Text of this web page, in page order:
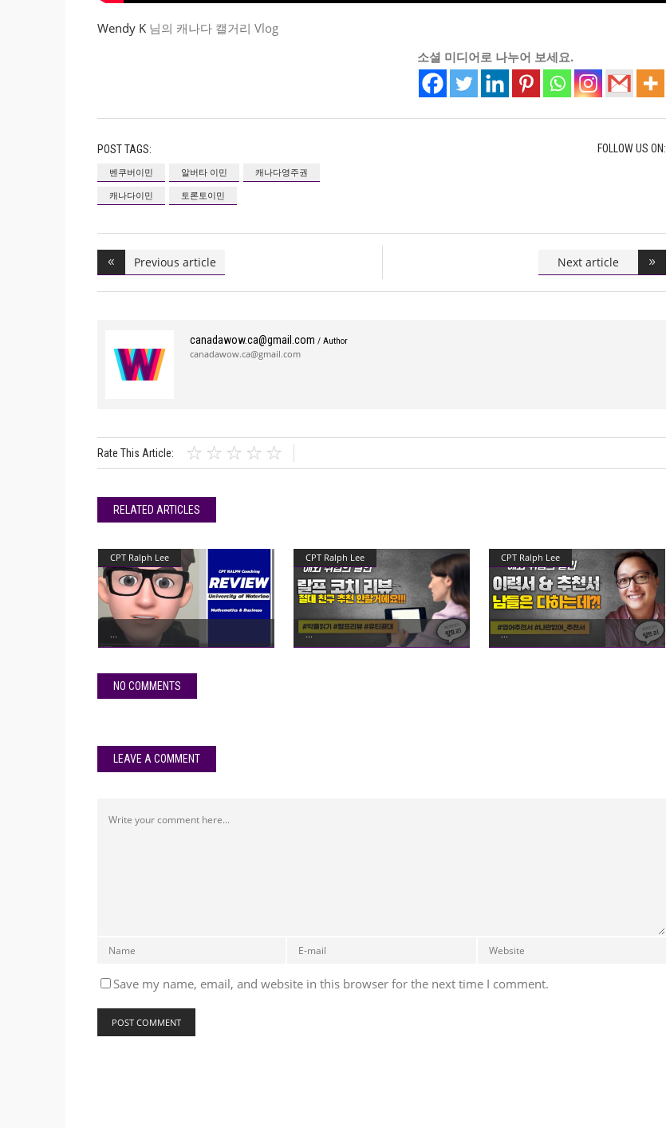
Wendy K 님의 캐나다 캘거리 Vlog
소셜 미디어로 나누어 보세요.
POST TAGS:
벤쿠버이민 알버타 이민
캐나다영주권
캐나다이민
토론토이민
FOLLOW US ON:
Previous article Next article
canadawow.ca@gmail.com / Author
canadawow.ca@gmail.com
Rate This Article:
RELATED ARTICLES
CPT Ralph Lee CPT Ralph Lee CPT Ralph Lee
NO COMMENTS
LEAVE A COMMENT
Save my name, email, and website in this browser for the next time I comment.